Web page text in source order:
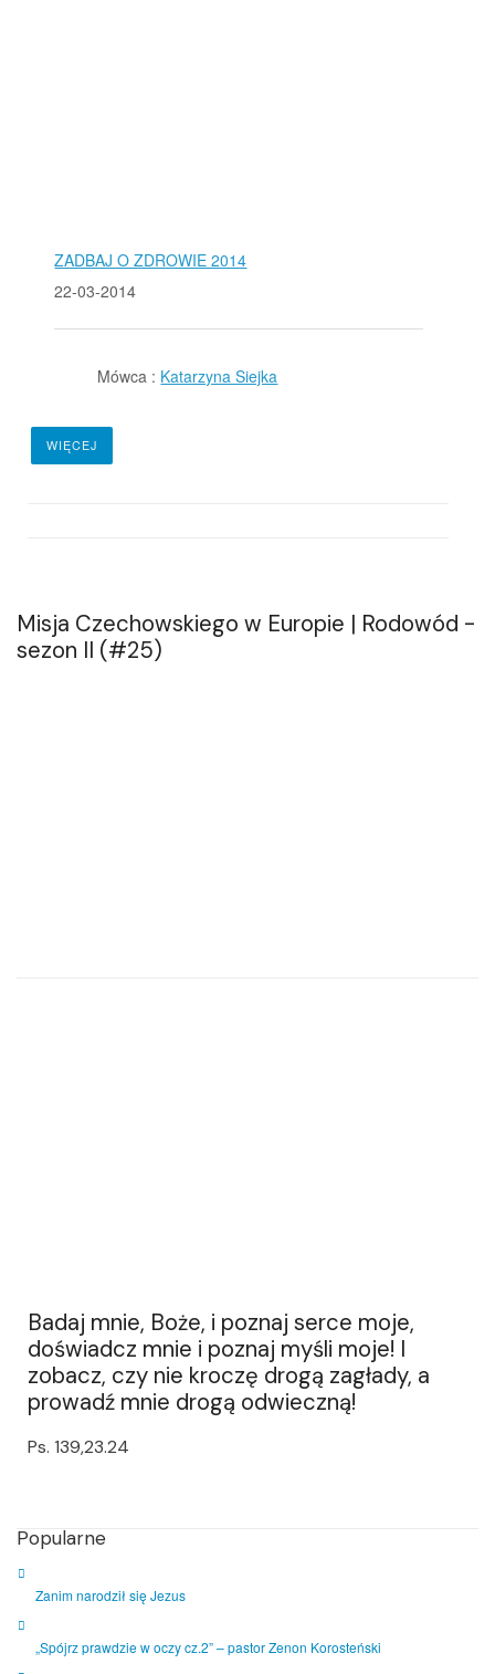
ZADBAJ O ZDROWIE 2014
22-03-2014
Mówca : Katarzyna Siejka
WIĘCEJ
Misja Czechowskiego w Europie | Rodowód -
sezon II (#25)
Badaj mnie, Boże, i poznaj serce moje,
doświadcz mnie i poznaj myśli moje! I
zobacz, czy nie kroczę drogą zagłady, a
prowadź mnie drogą odwieczną!
Ps. 139,23.24
Popularne
Zanim narodził się Jezus
„Spójrz prawdzie w oczy cz.2” – pastor Zenon Korosteński